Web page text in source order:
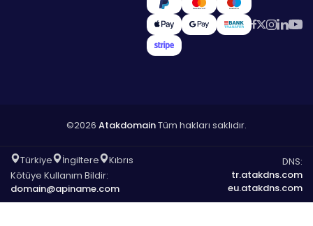
©2026 AtakdomainTüm hakları saklıdır.
Türkiye İngiltere
Kıbrıs
Kötüye Kullanım Bildir:
domain@apiname.com
DNS:
tr.atakdns.com
eu.atakdns.com